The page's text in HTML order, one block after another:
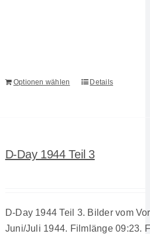
Optionen wählen Details
D-Day 1944 Teil 3
D-Day 1944 Teil 3. Bilder vom
Juni/Juli 1944. Filmlänge 09:23.